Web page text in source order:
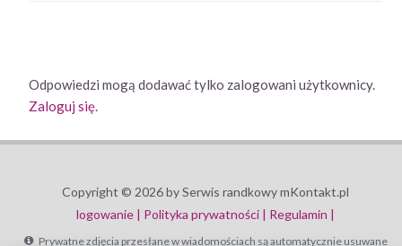
Odpowiedzi mogą dodawać tylko zalogowani użytkownicy.
Zaloguj się.
Copyright © 2026 by Serwis randkowy mKontakt.pl
logowanie | Polityka prywatności | Regulamin |
Prywatne zdjęcia przesłane w wiadomościach są automatycznie usuwane